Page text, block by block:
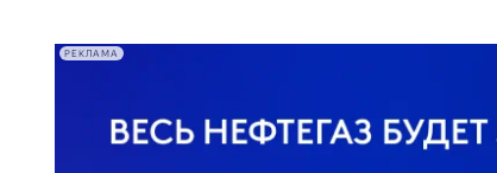
РЕКЛАМА